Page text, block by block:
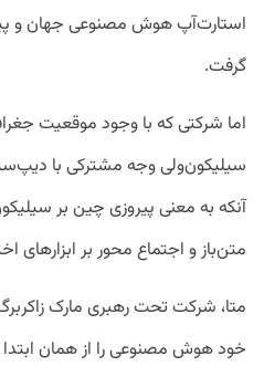
استارت‌آپ هوش مصنوعی جهان و
گرفت.
اما شرکتی که با وجود موقعیت
سیلیکون‌ولی وجه مشترکی با
آنکه به معنی پیروزی چین بر
متن‌باز و اجتماع محور بر
متا، شرکت تحت رهبری مارک
خود هوش مصنوعی را از همان ابتدا